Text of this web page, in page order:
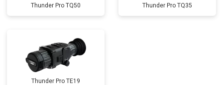
Thunder Pro TQ50 Thunder Pro TQ35
Thunder Pro TE19